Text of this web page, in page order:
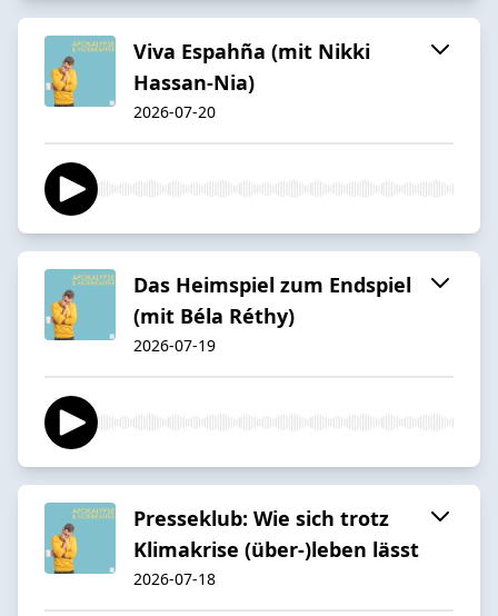
Viva Espahña (mit Nikki
Hassan-Nia)
2026-07-20
Das Heimspiel zum Endspiel
(mit Béla Réthy)
2026-07-19
Presseklub: Wie sich trotz
Klimakrise (über-)leben lässt
2026-07-18